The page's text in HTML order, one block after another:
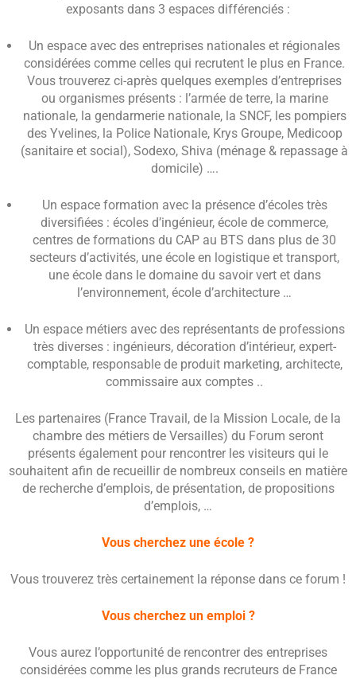
exposants dans 3 espaces différenciés :
Un espace avec des entreprises nationales et régionales
considérées comme celles qui recrutent le plus en France.
Vous trouverez ci-après quelques exemples d’entreprises
ou organismes présents : l’armée de terre, la marine
nationale, la gendarmerie nationale, la SNCF, les pompiers
des Yvelines, la Police Nationale, Krys Groupe, Medicoop
(sanitaire et social), Sodexo, Shiva (ménage & repassage à
domicile) ….
Un espace formation avec la présence d’écoles très
diversifiées : écoles d’ingénieur, école de commerce,
centres de formations du CAP au BTS dans plus de 30
secteurs d’activités, une école en logistique et transport,
une école dans le domaine du savoir vert et dans
l’environnement, école d’architecture …
Un espace métiers avec des représentants de professions
très diverses : ingénieurs, décoration d’intérieur, expert-
comptable, responsable de produit marketing, architecte,
commissaire aux comptes ..
Les partenaires (France Travail, de la Mission Locale, de la
chambre des métiers de Versailles) du Forum seront
présents également pour rencontrer les visiteurs qui le
souhaitent afin de recueillir de nombreux conseils en matière
de recherche d’emplois, de présentation, de propositions
d’emplois, …
Vous cherchez une école ?
Vous trouverez très certainement la réponse dans ce forum !
Vous cherchez un emploi ?
Vous aurez l’opportunité de rencontrer des entreprises
considérées comme les plus grands recruteurs de France